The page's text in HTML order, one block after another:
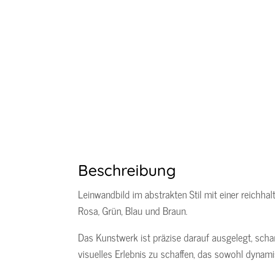
Beschreibung
Leinwandbild im abstrakten Stil mit einer
Rosa, Grün, Blau und Braun.
Das Kunstwerk ist präzise darauf ausgelegt,
visuelles Erlebnis zu schaffen, das sowohl